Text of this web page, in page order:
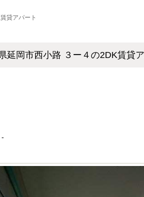
貸アパート
延岡市西小路 ３ー４の2DK賃貸